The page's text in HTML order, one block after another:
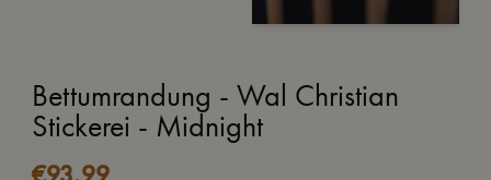
Bettumrandung - Wal Christian
Stickerei - Midnight